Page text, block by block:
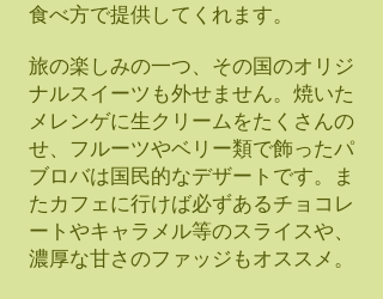
食べ方で提供してくれます。
旅の楽しみの一つ、その国のオリジ
ナルスイーツも外せません。焼いた
メレンゲに生クリームをたくさんの
せ、フルーツやベリー類で飾ったパ
ブロバは国民的なデザートです。ま
たカフェに行けば必ずあるチョコレ
ートやキャラメル等のスライスや、
濃厚な甘さのファッジもオススメ。